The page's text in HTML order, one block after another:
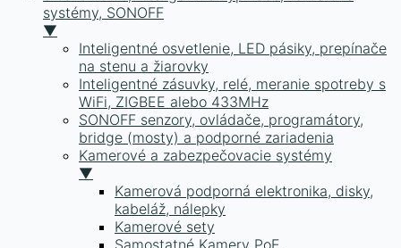
systémy, SONOFF
▼
Inteligentné osvetlenie, LED pásiky, prepínače
na stenu a žiarovky
Inteligentné zásuvky, relé, meranie spotreby s
WiFi, ZIGBEE alebo 433MHz
SONOFF senzory, ovládače, programátory,
bridge (mosty) a podporné zariadenia
Kamerové a zabezpečovacie systémy
▼
Kamerová podporná elektronika, disky,
kabeláž, nálepky
Kamerové sety
Samostatné Kamery PoE